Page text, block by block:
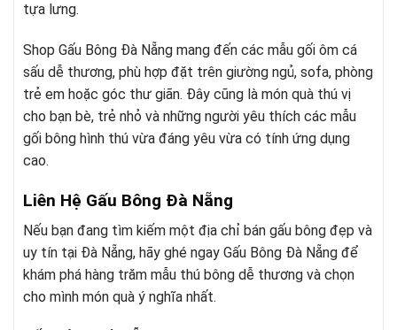
tựa lưng.
Shop Gấu Bông Đà Nẵng mang đến các mẫu gối ôm cá
sấu dễ thương, phù hợp đặt trên giường ngủ, sofa, phòng
trẻ em hoặc góc thư giãn. Đây cũng là món quà thú vị
cho bạn bè, trẻ nhỏ và những người yêu thích các mẫu
gối bông hình thú vừa đáng yêu vừa có tính ứng dụng
cao.
Liên Hệ Gấu Bông Đà Nẵng
Nếu bạn đang tìm kiếm một địa chỉ bán gấu bông đẹp và
uy tín tại Đà Nẵng, hãy ghé ngay Gấu Bông Đà Nẵng để
khám phá hàng trăm mẫu thú bông dễ thương và chọn
cho mình món quà ý nghĩa nhất.